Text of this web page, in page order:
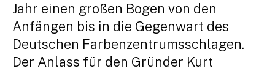
Jahr einen großen Bogen von den
Anfängen bis in die Gegenwart des
Deutschen Farbenzentrumsschlagen.
Der Anlass für den Gründer Kurt